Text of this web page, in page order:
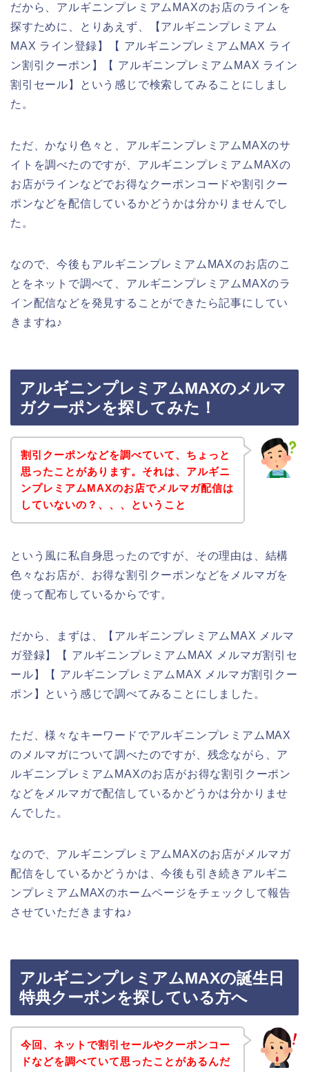
だから、アルギニンプレミアムMAXのお店のラインを
探すために、とりあえず、【アルギニンプレミアム
MAX ライン登録】【 アルギニンプレミアムMAX ライ
ン割引クーポン】【 アルギニンプレミアムMAX ライン
割引セール】という感じで検索してみることにしまし
た。
ただ、かなり色々と、アルギニンプレミアムMAXのサ
イトを調べたのですが、アルギニンプレミアムMAXの
お店がラインなどでお得なクーポンコードや割引クー
ポンなどを配信しているかどうかは分かりませんでし
た。
なので、今後もアルギニンプレミアムMAXのお店のこ
とをネットで調べて、アルギニンプレミアムMAXのラ
イン配信などを発見することができたら記事にしてい
きますね♪
アルギニンプレミアムMAXのメルマ
ガクーポンを探してみた！
割引クーポンなどを調べていて、ちょっと
思ったことがあります。それは、アルギニ
ンプレミアムMAXのお店でメルマガ配信は
していないの？、、、ということ
という風に私自身思ったのですが、その理由は、結構
色々なお店が、お得な割引クーポンなどをメルマガを
使って配布しているからです。
だから、まずは、【アルギニンプレミアムMAX メルマ
ガ登録】【 アルギニンプレミアムMAX メルマガ割引セ
ール】【 アルギニンプレミアムMAX メルマガ割引クー
ポン】という感じで調べてみることにしました。
ただ、様々なキーワードでアルギニンプレミアムMAX
のメルマガについて調べたのですが、残念ながら、ア
ルギニンプレミアムMAXのお店がお得な割引クーポン
などをメルマガで配信しているかどうかは分かりませ
んでした。
なので、アルギニンプレミアムMAXのお店がメルマガ
配信をしているかどうかは、今後も引き続きアルギニ
ンプレミアムMAXのホームページをチェックして報告
させていただきますね♪
アルギニンプレミアムMAXの誕生日
特典クーポンを探している方へ
今回、ネットで割引セールやクーポンコー
ドなどを調べていて思ったことがあるんだ